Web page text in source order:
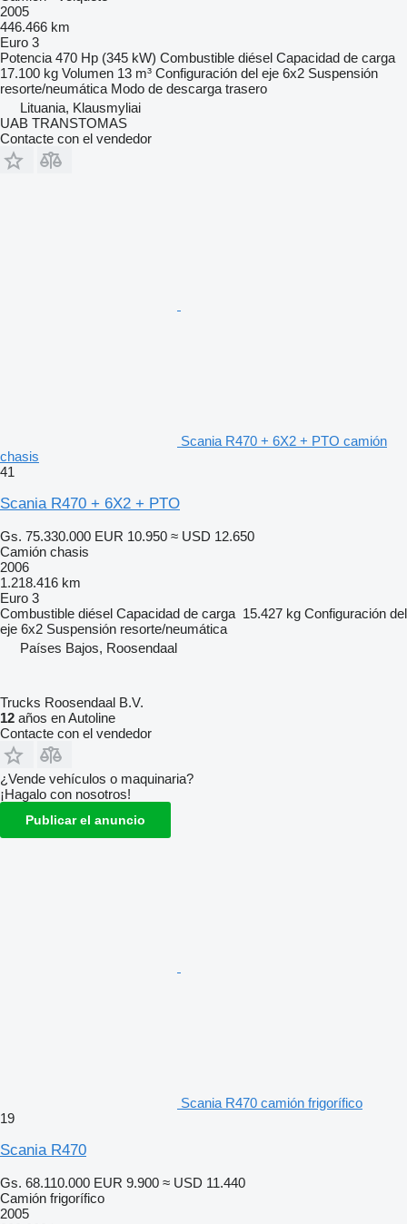
2005
446.466 km
Euro 3
Potencia 470 Hp (345 kW) Combustible diésel Capacidad de carga
17.100 kg Volumen 13 m³ Configuración del eje 6x2 Suspensión
resorte/neumática Modo de descarga trasero
Lituania, Klausmyliai
UAB TRANSTOMAS
Contacte con el vendedor
Scania R470 + 6X2 + PTO camión
chasis
41
Scania R470 + 6X2 + PTO
Gs. 75.330.000 EUR 10.950 ≈ USD 12.650
Camión chasis
2006
1.218.416 km
Euro 3
Combustible diésel Capacidad de carga 15.427 kg Configuración del
eje 6x2 Suspensión resorte/neumática
Países Bajos, Roosendaal
Trucks Roosendaal B.V.
12 años en Autoline
Contacte con el vendedor
¿Vende vehículos o maquinaria?
¡Hagalo con nosotros!
Publicar el anuncio
Scania R470 camión frigorífico
19
Scania R470
Gs. 68.110.000 EUR 9.900 ≈ USD 11.440
Camión frigorífico
2005